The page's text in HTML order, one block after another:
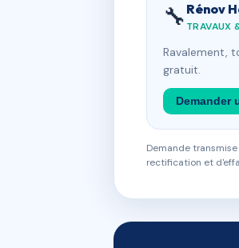
🔧 Rénov
TRAVAUX
Ravalement,
gratuit.
Demander
Demande
rectification et